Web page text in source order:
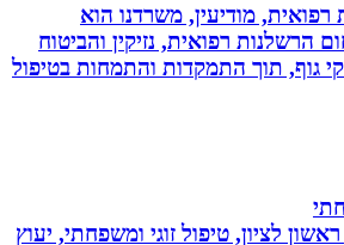
מודיעין, משרדנו הוא
רפואית, נזיקין והביטוח
תוך התמקדות והתמחות בטיפול
טיפול זוגי ומשפחתי, יעוץ